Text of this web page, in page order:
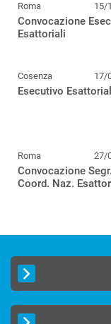
Roma 15/
Convocazione
Esattoriali
Cosenza 17/
Esecutivo
Roma 27/
Convocazione Segr.
Coord. Naz.